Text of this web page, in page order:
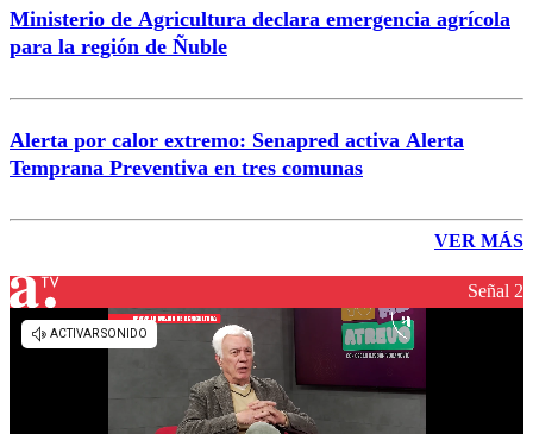
Ministerio de Agricultura declara emergencia agrícola
para la región de Ñuble
Alerta por calor extremo: Senapred activa Alerta
Temprana Preventiva en tres comunas
VER MÁS
Señal 2